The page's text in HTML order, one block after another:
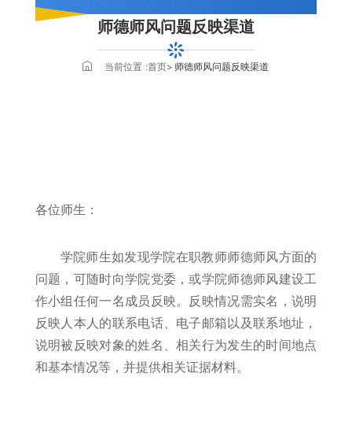
师德师风问题反映渠道
当前位置 :首页 师德师风问题反映渠道
各位师生：
学院师生如发现学院在职教师师德师风方面的
问题，可随时向学院党委，或学院师德师风建设工
作小组任何一名成员反映。反映情况需实名，说明
反映人本人的联系电话、电子邮箱以及联系地址，
说明被反映对象的姓名、相关行为发生的时间地点
和基本情况等，并提供相关证据材料。